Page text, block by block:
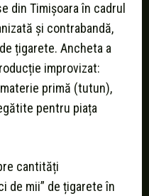
din Timișoara în cadrul
și contrabandă,
țigarete. Ancheta a
improvizat:
primă (tutun),
pentru piața
cantități
de mii” de țigarete în